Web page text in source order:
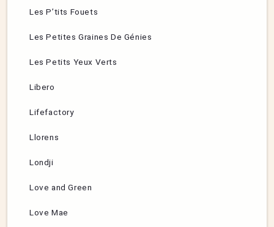
Les P’tits Fouets
Les Petites Graines De Génies
Les Petits Yeux Verts
Libero
Lifefactory
Llorens
Londji
Love and Green
Love Mae